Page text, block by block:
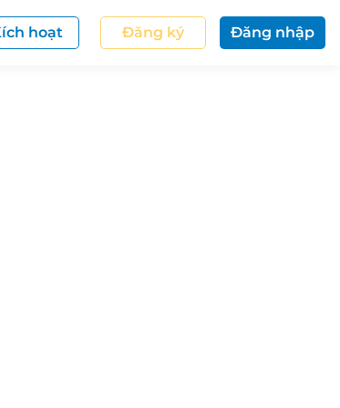
hoạt Đăng ký Đăng nhập